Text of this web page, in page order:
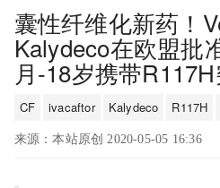
囊性纤维化新药！
Kalydeco在欧盟批
月-18岁携带
CF ivacaftor Kalydeco R117H
来源：本站原创 2020-05-05 16:36